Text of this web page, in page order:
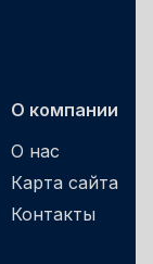
О компании
О нас
Карта сайта
Контакты